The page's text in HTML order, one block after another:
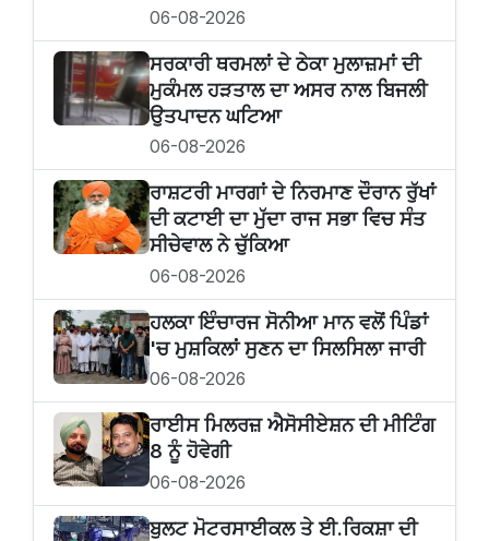
06-08-2026
ਸਰਕਾਰੀ ਥਰਮਲਾਂ ਦੇ ਠੇਕਾ ਮੁਲਾਜ਼ਮਾਂ ਦੀ
ਮੁਕੰਮਲ ਹੜਤਾਲ ਦਾ ਅਸਰ ਨਾਲ ਬਿਜਲੀ
ਉਤਪਾਦਨ ਘਟਿਆ
06-08-2026
ਰਾਸ਼ਟਰੀ ਮਾਰਗਾਂ ਦੇ ਨਿਰਮਾਣ ਦੌਰਾਨ ਰੁੱਖਾਂ
ਦੀ ਕਟਾਈ ਦਾ ਮੁੱਦਾ ਰਾਜ ਸਭਾ ਵਿਚ ਸੰਤ
ਸੀਚੇਵਾਲ ਨੇ ਚੁੱਕਿਆ
06-08-2026
ਹਲਕਾ ਇੰਚਾਰਜ ਸੋਨੀਆ ਮਾਨ ਵਲੋਂ ਪਿੰਡਾਂ
'ਚ ਮੁਸ਼ਕਿਲਾਂ ਸੁਣਨ ਦਾ ਸਿਲਸਿਲਾ ਜਾਰੀ
06-08-2026
ਰਾਈਸ ਮਿਲਰਜ਼ ਐਸੋਸੀਏਸ਼ਨ ਦੀ ਮੀਟਿੰਗ
8 ਨੂੰ ਹੋਵੇਗੀ
06-08-2026
ਬੁਲਟ ਮੋਟਰਸਾਈਕਲ ਤੇ ਈ.ਰਿਕਸ਼ਾ ਦੀ